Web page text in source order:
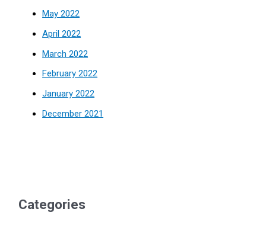
May 2022
April 2022
March 2022
February 2022
January 2022
December 2021
Categories